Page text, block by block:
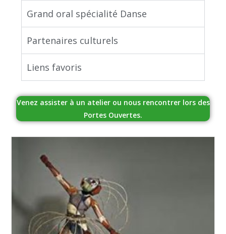
Grand oral spécialité Danse
Partenaires culturels
Liens favoris
Venez assister à un atelier ou nous rencontrer lors des
Portes Ouvertes.